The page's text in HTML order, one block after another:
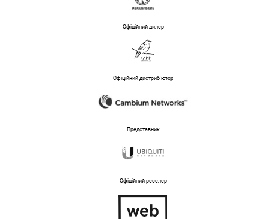
Офіційний дилер
Офіційний дистриб'ютор
Представник
Офіційний реселер